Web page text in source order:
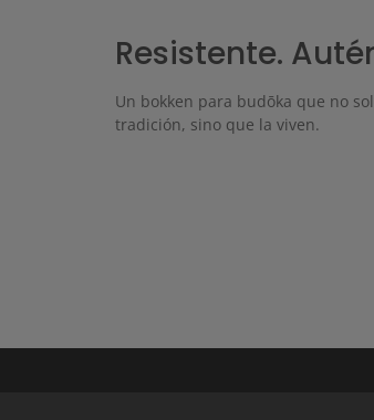
Resistente.
Un bokken para budōka que no
tradición, sino que la viven.